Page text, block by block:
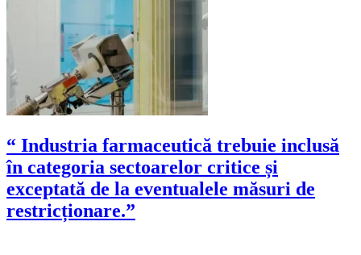
“ Industria farmaceutică trebuie inclusă
în categoria sectoarelor critice și
exceptată de la eventualele măsuri de
restricționare.”